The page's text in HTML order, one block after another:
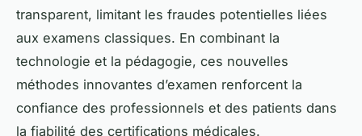
transparent, limitant les fraudes potentielles liées
aux examens classiques. En combinant la
technologie et la pédagogie, ces nouvelles
méthodes innovantes d’examen renforcent la
confiance des professionnels et des patients dans
la fiabilité des certifications médicales.